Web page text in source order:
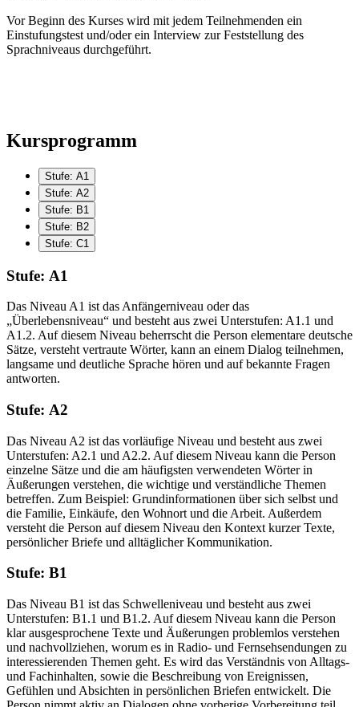
Vor Beginn des Kurses wird mit jedem Teilnehmenden ein
Einstufungstest und/oder ein Interview zur Feststellung des
Sprachniveaus durchgeführt.
Kursprogramm
Stufe: А1
Stufe: А2
Stufe: B1
Stufe: B2
Stufe: C1
Stufe: А1
Das Niveau A1 ist das Anfängerniveau oder das
„Überlebensniveau“ und besteht aus zwei Unterstufen: A1.1 und
A1.2. Auf diesem Niveau beherrscht die Person elementare deutsche
Sätze, versteht vertraute Wörter, kann an einem Dialog teilnehmen,
langsame und deutliche Sprache hören und auf bekannte Fragen
antworten.
Stufe: А2
Das Niveau A2 ist das vorläufige Niveau und besteht aus zwei
Unterstufen: A2.1 und A2.2. Auf diesem Niveau kann die Person
einzelne Sätze und die am häufigsten verwendeten Wörter in
Äußerungen verstehen, die wichtige und verständliche Themen
betreffen. Zum Beispiel: Grundinformationen über sich selbst und
die Familie, Einkäufe, den Wohnort und die Arbeit. Außerdem
versteht die Person auf diesem Niveau den Kontext kurzer Texte,
persönlicher Briefe und alltäglicher Kommunikation.
Stufe: B1
Das Niveau B1 ist das Schwelleniveau und besteht aus zwei
Unterstufen: B1.1 und B1.2. Auf diesem Niveau kann die Person
klar ausgesprochene Texte und Äußerungen problemlos verstehen
und nachvollziehen, worum es in Radio- und Fernsehsendungen zu
interessierenden Themen geht. Es wird das Verständnis von Alltags-
und Fachinhalten, sowie die Beschreibung von Ereignissen,
Gefühlen und Absichten in persönlichen Briefen entwickelt. Die